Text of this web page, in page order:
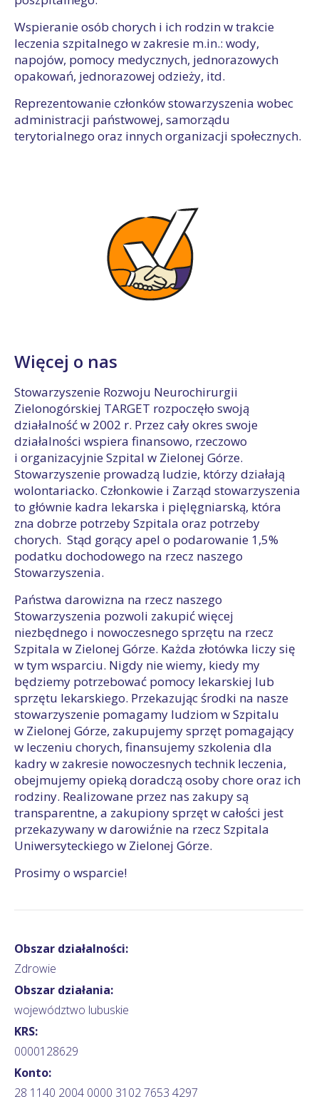
Wspieranie osób chorych i ich rodzin w trakcie
leczenia szpitalnego w zakresie m.in.: wody,
napojów, pomocy medycznych, jednorazowych
opakowań, jednorazowej odzieży, itd.
Reprezentowanie członków stowarzyszenia wobec
administracji państwowej, samorządu
terytorialnego oraz innych organizacji społecznych.
Więcej o nas
Stowarzyszenie Rozwoju Neurochirurgii
Zielonogórskiej TARGET rozpoczęło swoją
działalność w 2002 r. Przez cały okres swoje
działalności wspiera finansowo, rzeczowo
i organizacyjnie Szpital w Zielonej Górze.
Stowarzyszenie prowadzą ludzie, którzy działają
wolontariacko. Członkowie i Zarząd stowarzyszenia
to głównie kadra lekarska i pięlęgniarską, która
zna dobrze potrzeby Szpitala oraz potrzeby
chorych. Stąd gorący apel o podarowanie 1,5%
podatku dochodowego na rzecz naszego
Stowarzyszenia.
Państwa darowizna na rzecz naszego
Stowarzyszenia pozwoli zakupić więcej
niezbędnego i nowoczesnego sprzętu na rzecz
Szpitala w Zielonej Górze. Każda złotówka liczy się
w tym wsparciu. Nigdy nie wiemy, kiedy my
będziemy potrzebować pomocy lekarskiej lub
sprzętu lekarskiego. Przekazując środki na nasze
stowarzyszenie pomagamy ludziom w Szpitalu
w Zielonej Górze, zakupujemy sprzęt pomagający
w leczeniu chorych, finansujemy szkolenia dla
kadry w zakresie nowoczesnych technik leczenia,
obejmujemy opieką doradczą osoby chore oraz ich
rodziny. Realizowane przez nas zakupy są
transparentne, a zakupiony sprzęt w całości jest
przekazywany w darowiźnie na rzecz Szpitala
Uniwersyteckiego w Zielonej Górze.
Prosimy o wsparcie!
Obszar działalności:
Zdrowie
Obszar działania:
województwo lubuskie
KRS:
0000128629
Konto:
28 1140 2004 0000 3102 7653 4297